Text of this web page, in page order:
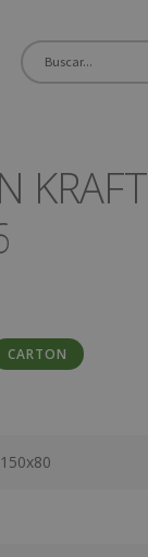
KRAFT
CARTON